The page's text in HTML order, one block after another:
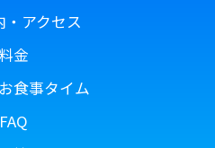
・アクセス
料金
食事タイム
FAQ